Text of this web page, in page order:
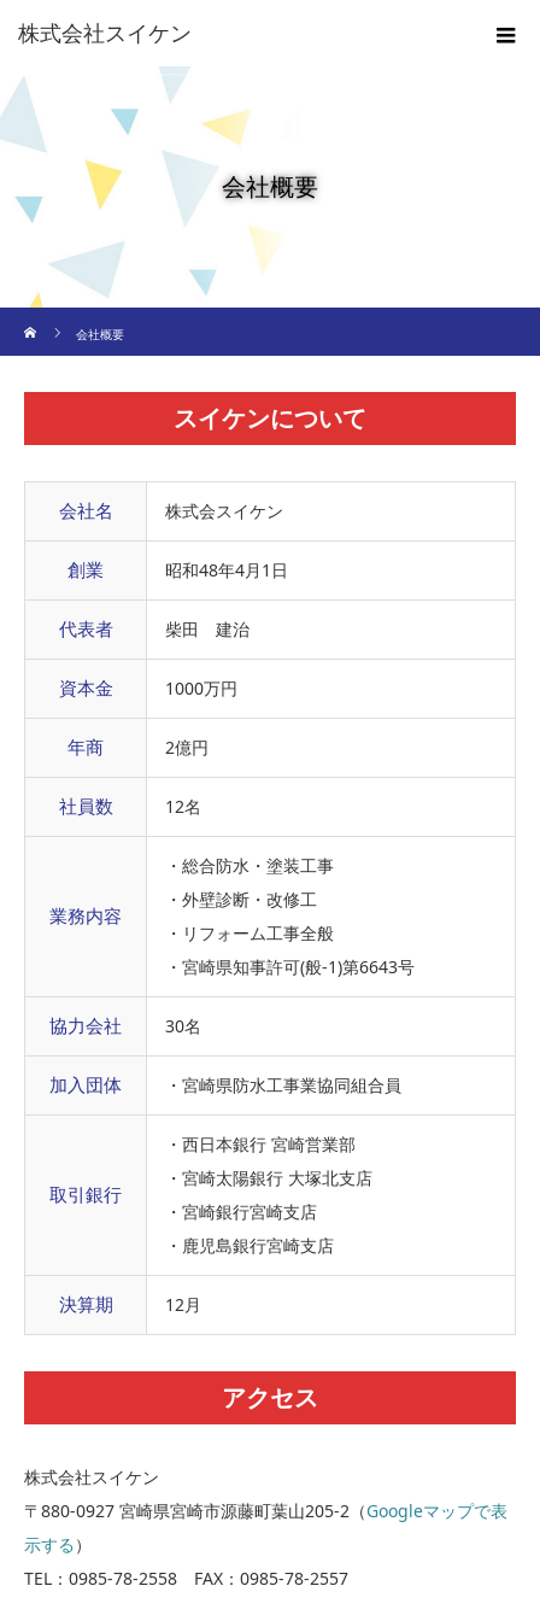
株式会社スイケン
会社概要
会社概要
スイケンについて
会社名 株式会スイケン
創業 昭和48年4月1日
代表者 柴田 建治
資本金 1000万円
年商 2億円
社員数 12名
業務内容
・総合防水・塗装工事
・外壁診断・改修工
・リフォーム工事全般
・宮崎県知事許可(般-1)第6643号
協力会社 30名
加入団体 ・宮崎県防水工事業協同組合員
取引銀行
・西日本銀行 宮崎営業部
・宮崎太陽銀行 大塚北支店
・宮崎銀行宮崎支店
・鹿児島銀行宮崎支店
決算期 12月
アクセス
株式会社スイケン
〒880-0927 宮崎県宮崎市源藤町葉山205-2（Googleマップで表
示する ）
TEL：0985-78-2558 FAX：0985-78-2557